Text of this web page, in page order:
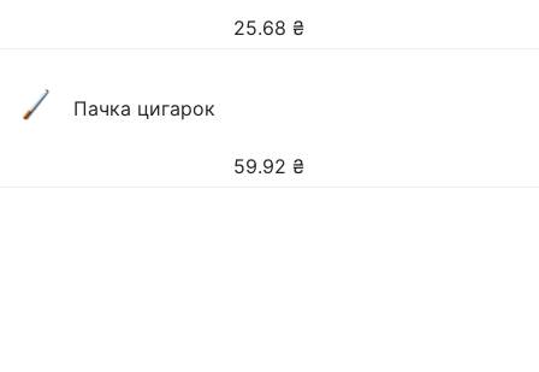
25.68 ₴
Пачка цигарок
59.92 ₴